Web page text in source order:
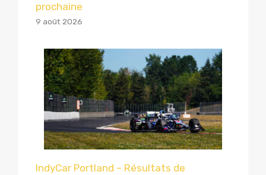
prochaine
9 août 2026
IndyCar Portland – Résultats de